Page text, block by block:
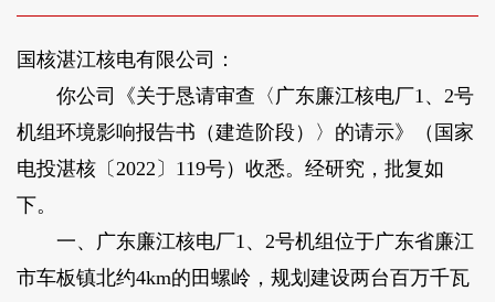
国核湛江核电有限公司：
你公司《关于恳请审查〈广东廉江核电厂1、2号
机组环境影响报告书（建造阶段）〉的请示》（国家
电投湛核〔2022〕119号）收悉。经研究，批复如
下。
一、广东廉江核电厂1、2号机组位于广东省廉江
市车板镇北约4km的田螺岭，规划建设两台百万千瓦